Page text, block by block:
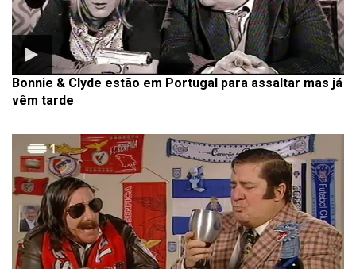
Bonnie & Clyde estão em Portugal para assaltar mas já
vêm tarde